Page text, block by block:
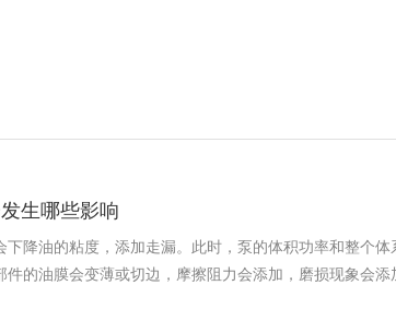
生哪些影响
下降油的粘度，添加走漏。此时，泵的体积功率和整个
的油膜会变薄或切边，摩擦阻力会添加，磨损现象会添